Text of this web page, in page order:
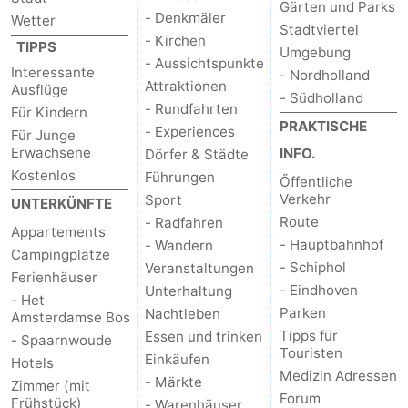
Wetter
TIPPS
Interessante
Ausflüge
Für Kindern
Für Junge
Erwachsene
Kostenlos
UNTERKÜNFTE
Appartements
Campingplätze
Ferienhäuser
- Het
Amsterdamse Bos
- Spaarnwoude
Hotels
Zimmer (mit
Frühstück)
- Denkmäler
- Kirchen
- Aussichtspunkte
Attraktionen
- Rundfahrten
- Experiences
Dörfer & Städte
Führungen
Sport
- Radfahren
- Wandern
Veranstaltungen
Unterhaltung
Nachtleben
Essen und trinken
Einkäufen
- Märkte
Gärten und Parks
Stadtviertel
Umgebung
- Nordholland
- Südholland
PRAKTISCHE
INFO.
Őffentliche
Verkehr
Route
- Hauptbahnhof
- Schiphol
- Eindhoven
Parken
Tipps für
Touristen
Medizin Adressen
Forum